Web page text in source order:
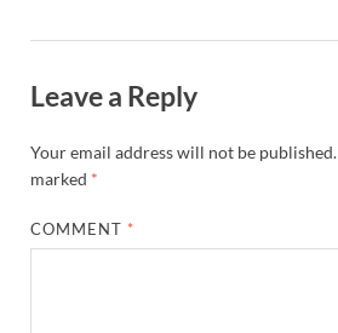
Leave a Reply
Your email address will not be published.
marked *
COMMENT *